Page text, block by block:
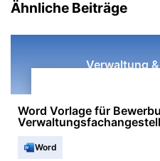
Ähnliche Beiträge
Verwaltung
Word Vorlage für
Word